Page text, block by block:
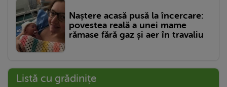
Naștere acasă pusă la încercare:
povestea reală a unei mame
rămase fără gaz și aer în travaliu
Listă cu grădinițe